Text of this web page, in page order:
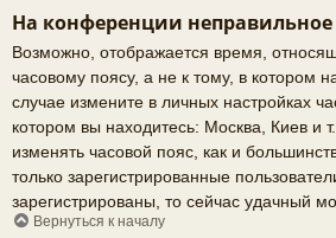
На конференции
Возможно, отображается время,
часовому поясу, а не к тому, в котором
случае измените в личных настройках
котором вы находитесь: Москва, Киев и
изменять часовой пояс, как и
только зарегистрированные
зарегистрированы, то сейчас удачный
Вернуться к началу